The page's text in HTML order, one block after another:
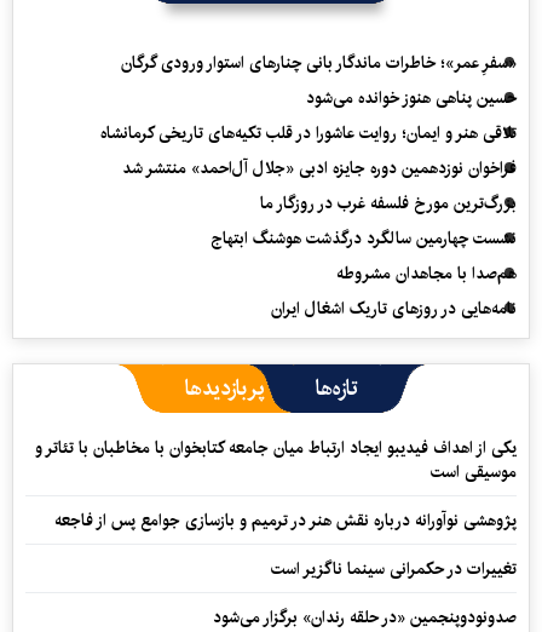
«سفرِ عمر»؛ خاطرات ماندگار بانی چنارهای استوار ورودی گرگان
حسین پناهی هنوز خوانده می‌شود
تلاقی هنر و ایمان؛ روایت عاشورا در قلب تکیه‌های تاریخی کرمانشاه
فراخوان نوزدهمین دوره جایزه ادبی «جلال آل‌احمد» منتشر شد
بزرگ‌ترین مورخ فلسفه غرب در روزگار ما
نشست چهارمین سالگرد درگذشت هوشنگ ابتهاج
هم‌صدا با مجاهدان مشروطه
نامه‌هایی در روزهای تاریک اشغال ایران
تازه‌ها پربازدیدها
یکی از اهداف فیدیبو ایجاد ارتباط میان جامعه کتابخوان با مخاطبان با تئاتر و
موسیقی است
پژوهشی نوآورانه درباره نقش هنر در ترمیم و بازسازی جوامع پس از فاجعه
تغییرات در حکمرانی سینما ناگزیر است
صدونودوپنجمین «در حلقه رندان» برگزار می‌شود